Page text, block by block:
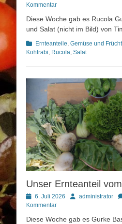
on
Kommentar
Diese Woche gab es Rucola
und Salat (nicht im Bild) von
Kategorien
Ernteanteile, Gemüse und
Kohlrabi, Rucola, Salat
Unser Ernteanteil
Posted
on
6. Juli 2026 Autoradministrator
Kommentar
Diese Woche gab es Gurke